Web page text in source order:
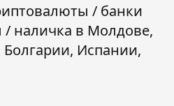
/ банки
наличка в Молдове,
Испании,